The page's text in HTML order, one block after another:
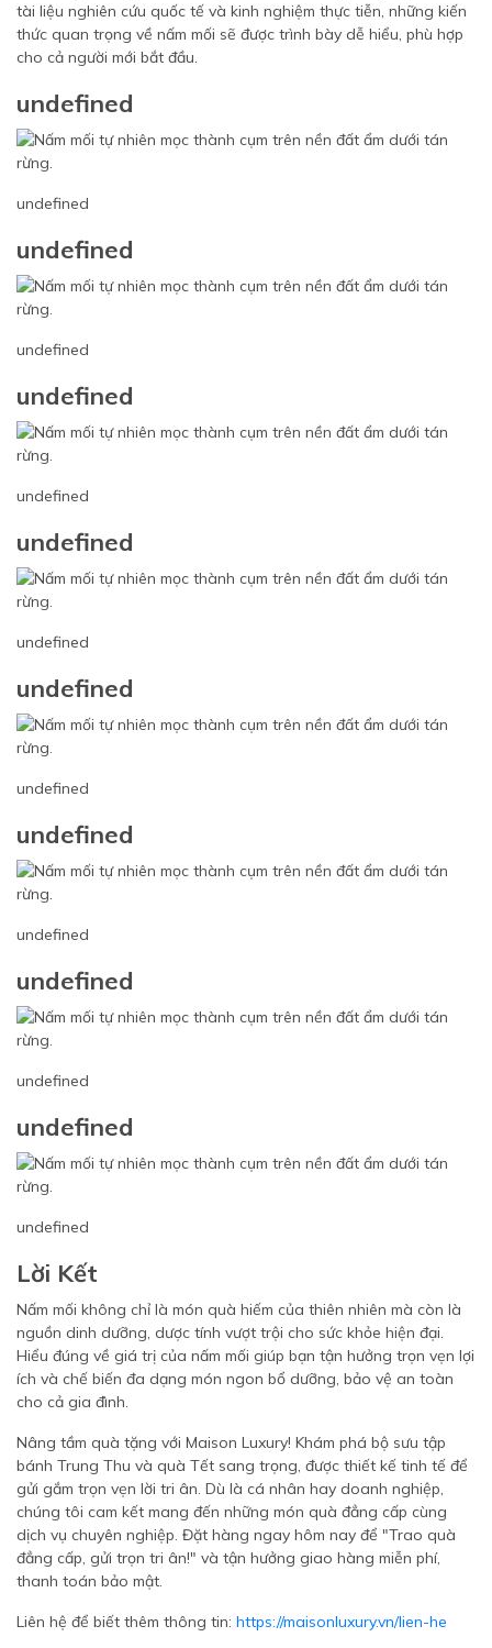
tài liệu nghiên cứu quốc tế và kinh nghiệm thực tiễn, những kiến
thức quan trọng về nấm mối sẽ được trình bày dễ hiểu, phù hợp
cho cả người mới bắt đầu.
undefined
undefined
undefined
undefined
undefined
undefined
undefined
undefined
undefined
undefined
undefined
undefined
undefined
undefined
undefined
undefined
Lời Kết
Nấm mối không chỉ là món quà hiếm của thiên nhiên mà còn là
nguồn dinh dưỡng, dược tính vượt trội cho sức khỏe hiện đại.
Hiểu đúng về giá trị của nấm mối giúp bạn tận hưởng trọn vẹn lợi
ích và chế biến đa dạng món ngon bổ dưỡng, bảo vệ an toàn
cho cả gia đình.
Nâng tầm quà tặng với Maison Luxury! Khám phá bộ sưu tập
bánh Trung Thu và quà Tết sang trọng, được thiết kế tinh tế để
gửi gắm trọn vẹn lời tri ân. Dù là cá nhân hay doanh nghiệp,
chúng tôi cam kết mang đến những món quà đẳng cấp cùng
dịch vụ chuyên nghiệp. Đặt hàng ngay hôm nay để "Trao quà
đẳng cấp, gửi trọn tri ân!" và tận hưởng giao hàng miễn phí,
thanh toán bảo mật.
Liên hệ để biết thêm thông tin: https://maisonluxury.vn/lien-he